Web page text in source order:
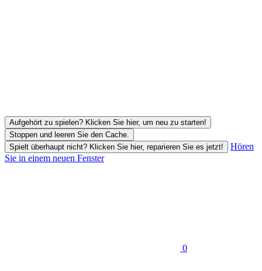
Aufgehört zu spielen? Klicken Sie hier, um neu zu starten!
Stoppen und leeren Sie den Cache.
Spielt überhaupt nicht? Klicken Sie hier, reparieren Sie es jetzt!
Hören
Sie in einem neuen Fenster
0